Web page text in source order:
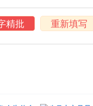
行命运预测与应对。对于
生辰八字月柱
精批 重新填写